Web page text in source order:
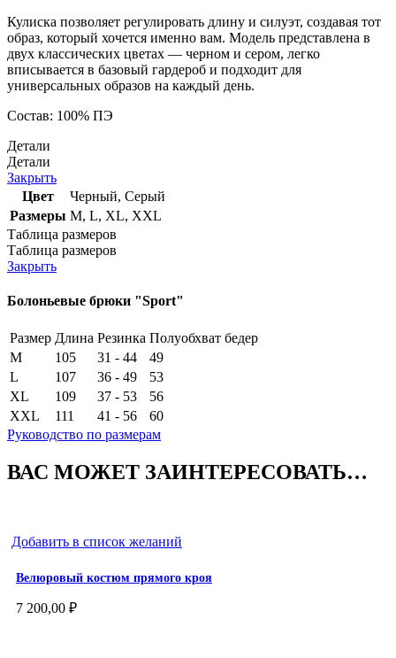
Кулиска позволяет регулировать длину и силуэт, создавая тот
образ, который хочется именно вам. Модель представлена в
двух классических цветах — черном и сером, легко
вписывается в базовый гардероб и подходит для
универсальных образов на каждый день.
Состав: 100% ПЭ
Детали
Детали
Закрыть
Цвет
Черный, Серый
Размеры M, L, XL, XXL
Таблица размеров
Таблица размеров
Закрыть
Болоньевые брюки "Sport"
Размер Длина Резинка Полуобхват бедер
M
105 31 - 44
49
L
107 36 - 49
53
XL
109 37 - 53
56
XXL
111 41 - 56
60
Руководство по размерам
ВАС МОЖЕТ ЗАИНТЕРЕСОВАТЬ…
Добавить в список желаний
Велюровый костюм прямого кроя
7 200,00 ₽